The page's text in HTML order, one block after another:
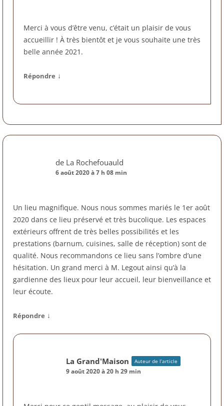
Merci à vous d’être venu, c’était un plaisir de vous
accueillir ! À très bientôt et je vous souhaite une très
belle année 2021.
Répondre ↓
de La Rochefouauld
6 août 2020 à 7 h 08 min
Un lieu magnifique. Nous nous sommes mariés le 1er août
2020 dans ce lieu préservé et très bucolique. Les espaces
extérieurs offrent de très belles possibilités et les
prestations (barnum, cuisines, salle de réception) sont de
qualité. Nous recommandons ce lieu sans l’ombre d’une
hésitation. Un grand merci à M. Legout ainsi qu’à la
gardienne des lieux pour leur accueil, leur bienveillance et
leur écoute.
Répondre ↓
La Grand'Maison Auteur de l’article
9 août 2020 à 20 h 29 min